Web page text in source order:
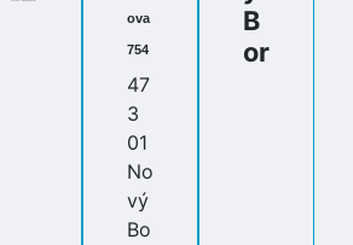
ova
754
47
3
01
No
vý
Bo
B
or